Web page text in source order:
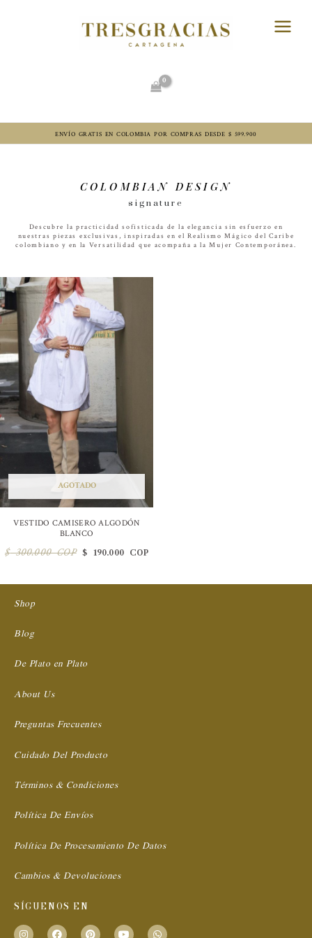
Menu
ENVÍO GRATIS EN COLOMBIA POR COMPRAS DESDE $ 599.900
COLOMBIAN DESIGN
signature
Descubre la practicidad sofisticada de la elegancia sin esfuerzo en
nuestras piezas exclusivas, inspiradas en elRealismo Mágico del Caribe
colombianoy en la Versatilidad que acompaña a la Mujer Contemporánea.
AGOTADO
VESTIDO CAMISERO ALGODÓN
BLANCO
$300.000 COP
precio
original
era:
$ 300.000 COP.
$ 190.000 COP
Shop
Blog
De Plato en Plato
About Us
Preguntas Frecuentes
Cuidado Del Producto
Términos & Condiciones
Política De Envíos
Política De Procesamiento De Datos
Cambios & Devoluciones
SÍGUENOS EN
I F P Y W